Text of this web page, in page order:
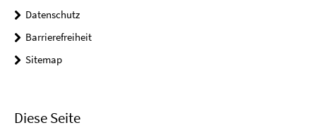
Datenschutz
Barrierefreiheit
Sitemap
Diese Seite